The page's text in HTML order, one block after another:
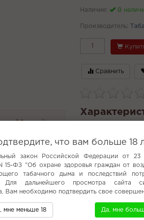
14 дней.
Наличие: В
Производитель:
Сравнить
Популярное
Табак Starline
Классические кальяны
NJN
Табак для
Вам может понравится
что вам больше 18
закон Российской Федерации от 23
15-ФЗ "Об охране здоровья граждан от
табачного дыма и последствий
Для дальнейшего просмотра сайта
Вам необходимо подтвердить свое
мне меньше 18 Да, мне